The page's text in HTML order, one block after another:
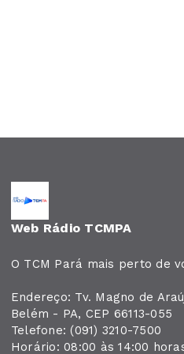
Web Rádio TCMPA
O TCM Pará mais perto de
Endereço: Tv. Magno de
Belém - PA, CEP 66113-055
Telefone: (091) 3210-7500
Horário: 08:00 às 14:00